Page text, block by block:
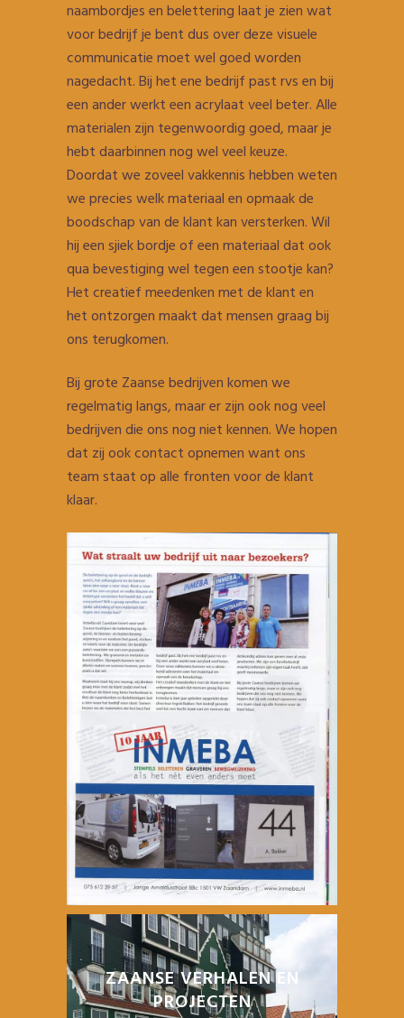
naambordjes en belettering laat je zien wat
voor bedrijf je bent dus over deze visuele
communicatie moet wel goed worden
nagedacht. Bij het ene bedrijf past rvs en bij
een ander werkt een acrylaat veel beter. Alle
materialen zijn tegenwoordig goed, maar je
hebt daarbinnen nog wel veel keuze.
Doordat we zoveel vakkennis hebben weten
we precies welk materiaal en opmaak de
boodschap van de klant kan versterken. Wil
hij een sjiek bordje of een materiaal dat ook
qua bevestiging wel tegen een stootje kan?
Het creatief meedenken met de klant en
het ontzorgen maakt dat mensen graag bij
ons terugkomen.
Bij grote Zaanse bedrijven komen we
regelmatig langs, maar er zijn ook nog veel
bedrijven die ons nog niet kennen. We hopen
dat zij ook contact opnemen want ons
team staat op alle fronten voor de klant
klaar.
ZAANSE VERHALEN EN
PROJECTEN